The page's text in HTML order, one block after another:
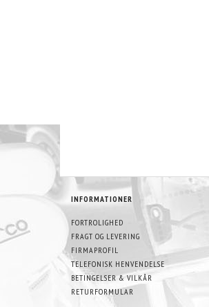
INFORMATIONER
FORTROLIGHED
FRAGT OG LEVERING
FIRMAPROFIL
TELEFONISK HENVENDELSE
BETINGELSER & VILKÅR
RETURFORMULAR